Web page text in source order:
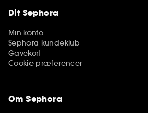
Dit Sephora
Min konto
Sephora kundeklub
Gavekort
Cookie præferencer
Om Sephora